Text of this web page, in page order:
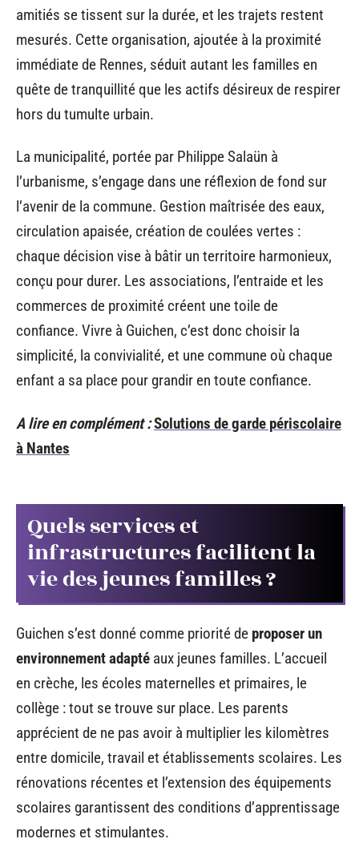
amitiés se tissent sur la durée, et les trajets restent
mesurés. Cette organisation, ajoutée à la proximité
immédiate de Rennes, séduit autant les familles en
quête de tranquillité que les actifs désireux de respirer
hors du tumulte urbain.
La municipalité, portée par Philippe Salaün à
l’urbanisme, s’engage dans une réflexion de fond sur
l’avenir de la commune. Gestion maîtrisée des eaux,
circulation apaisée, création de coulées vertes :
chaque décision vise à bâtir un territoire harmonieux,
conçu pour durer. Les associations, l’entraide et les
commerces de proximité créent une toile de
confiance. Vivre à Guichen, c’est donc choisir la
simplicité, la convivialité, et une commune où chaque
enfant a sa place pour grandir en toute confiance.
A lire en complément :Solutions de garde périscolaire
à Nantes
Quels services et
infrastructures facilitent la
vie des jeunes familles ?
Guichen s’est donné comme priorité de proposer un
environnement adapté aux jeunes familles. L’accueil
en crèche, les écoles maternelles et primaires, le
collège : tout se trouve sur place. Les parents
apprécient de ne pas avoir à multiplier les kilomètres
entre domicile, travail et établissements scolaires. Les
rénovations récentes et l’extension des équipements
scolaires garantissent des conditions d’apprentissage
modernes et stimulantes.